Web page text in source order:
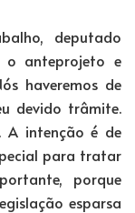
deputado
o anteprojeto e
haveremos de
devido trâmite.
A intenção é de
para tratar
porque
esparsa